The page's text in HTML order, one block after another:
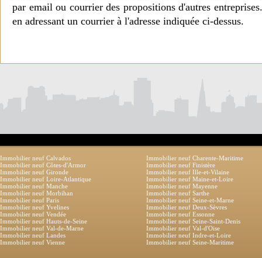
par email ou courrier des propositions d'autres
en adressant un courrier à l'adresse indiquée ci-dessus.
Immobilier neuf Calvados
Immobilier neuf Charente-Maritime
Immobilier neuf Côtes-d'Armor
Immobilier neuf Finistère
Immobilier neuf Gironde
Immobilier neuf Ille-et-Vilaine
Immobilier neuf Loire-Atlantique
Immobilier neuf Maine-et-Loire
Immobilier neuf Manche
Immobilier neuf Mayenne
Immobilier neuf Morbihan
Immobilier neuf Sarthe
Immobilier neuf Paris
Immobilier neuf Seine-et-Marne
Immobilier neuf Yvelines
Immobilier neuf Deux-Sèvres
Immobilier neuf Vendée
Immobilier neuf Essonne
Immobilier neuf Hauts-de-Seine
Immobilier neuf Seine-Saint-Denis
Immobilier neuf Val-de-Marne
Immobilier neuf Val-d'Oise
Immobilier neuf Landes
Immobilier neuf Indre-et-Loire
Immobilier neuf Vienne
Immobilier neuf Seine-Maritime